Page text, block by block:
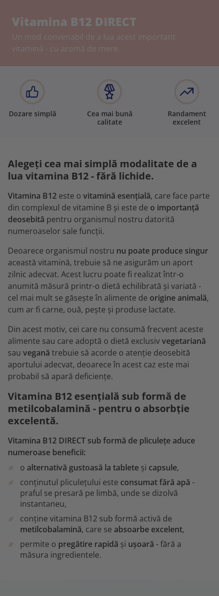
Vitamina B12 DIRECT
Un mod convenabil de a lua acest important
vitamină - cu aromă de mere.
Dozare simplă
Cea mai bună
calitate
Randament
excelent
Alegeți cea mai simplă modalitate de a
lua vitamina B12 - fără lichide.
Vitamina B12 este o vitamină esențială, care face parte
din complexul de vitamine B și este de o importanță
deosebită pentru organismul nostru datorită
numeroaselor sale funcții.
Deoarece organismul nostru nu poate produce singur
această vitamină, trebuie să ne asigurăm un aport
zilnic adecvat. Acest lucru poate fi realizat într-o
anumită măsură printr-o dietă echilibrată și variată -
cel mai mult se găsește în alimente de origine animală,
cum ar fi carne, ouă, pește și produse lactate.
Din acest motiv, cei care nu consumă frecvent aceste
alimente sau care adoptă o dietă exclusivvegetariană
sau vegană trebuie să acorde o atenție deosebită
aportului adecvat, deoarece în acest caz este mai
probabil să apară deficiențe.
Vitamina B12 esențială sub formă de
metilcobalamină - pentru o absorbție
excelentă.
Vitamina B12 DIRECT sub formă de pliculețe aduce
numeroase beneficii:
o alternativă gustoasă la tablete și capsule,
conținutul pliculețului este consumat fără apă -
praful se presară pe limbă, unde se dizolvă
instantaneu,
conține vitamina B12 sub formă activă de
metilcobalamină, care se absoarbe excelent,
permite o pregătire rapidă și ușoară - fără a
măsura ingredientele.